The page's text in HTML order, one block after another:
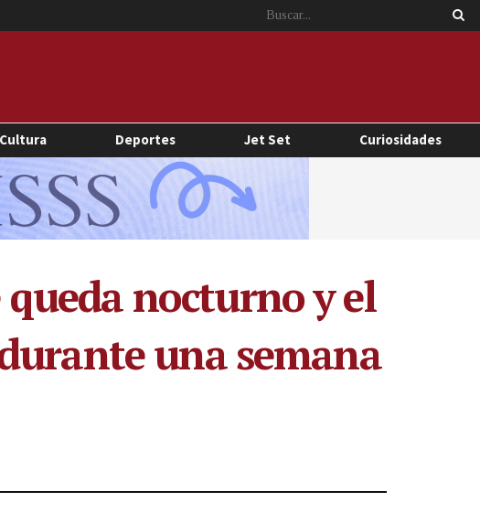
Cultura Deportes Jet Set Curiosidades
nocturno y el
una semana